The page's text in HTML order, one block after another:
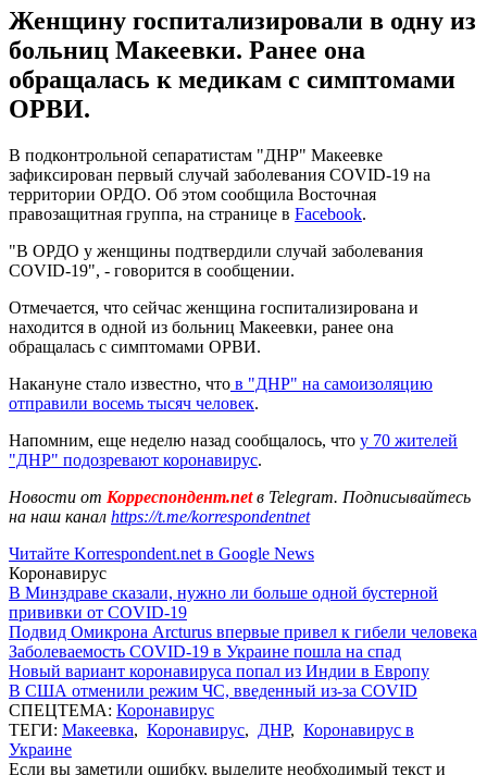
Женщину госпитализировали в одну из
больниц Макеевки. Ранее она
обращалась к медикам с симптомами
ОРВИ.
В подконтрольной сепаратистам "ДНР" Макеевке
зафиксирован первый случай заболевания COVID-19 на
территории ОРДО. Об этом сообщила Восточная
правозащитная группа, на странице в Facebook.
"В ОРДО у женщины подтвердили случай заболевания
COVID-19", - говорится в сообщении.
Отмечается, что сейчас женщина госпитализирована и
находится в одной из больниц Макеевки, ранее она
обращалась с симптомами ОРВИ.
Накануне стало известно, что в "ДНР" на самоизоляцию
отправили восемь тысяч человек.
Напомним, еще неделю назад сообщалось, что у 70 жителей
"ДНР" подозревают коронавирус.
Новости от Корреспондент.netв Telegram. Подписывайтесь
на наш канал https://t.me/korrespondentnet
Читайте Korrespondent.net в Google News
Коронавирус
В Минздраве сказали, нужно ли больше одной бустерной
прививки от COVID-19
Подвид Омикрона Arcturus впервые привел к гибели человека
Заболеваемость COVID-19 в Украине пошла на спад
Новый вариант коронавируса попал из Индии в Европу
В США отменили режим ЧС, введенный из-за COVID
СПЕЦТЕМА: Коронавирус
ТЕГИ: Макеевка, Коронавирус, ДНР, Коронавирус в
Украине
Если вы заметили ошибку, выделите необходимый текст и